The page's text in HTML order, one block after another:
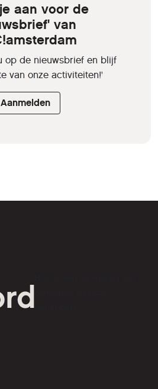
aan voor de
van
op de nieuwsbrief en blijf
van onze activiteiten!'
Aanmelden
liefhebbers.